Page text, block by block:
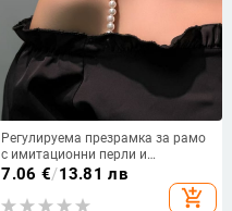
Регулируема презрамка за рамо
с имитационни перли и
отстранима верига за горно
7.06 €/13.81 лв
add_shopping_cart